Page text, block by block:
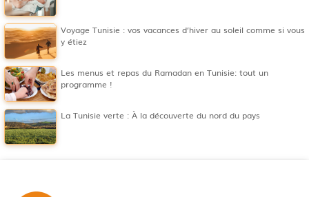
Voyage Tunisie : vos vacances d’hiver au soleil comme si vous
y étiez
Les menus et repas du Ramadan en Tunisie: tout un
programme !
La Tunisie verte : À la découverte du nord du pays